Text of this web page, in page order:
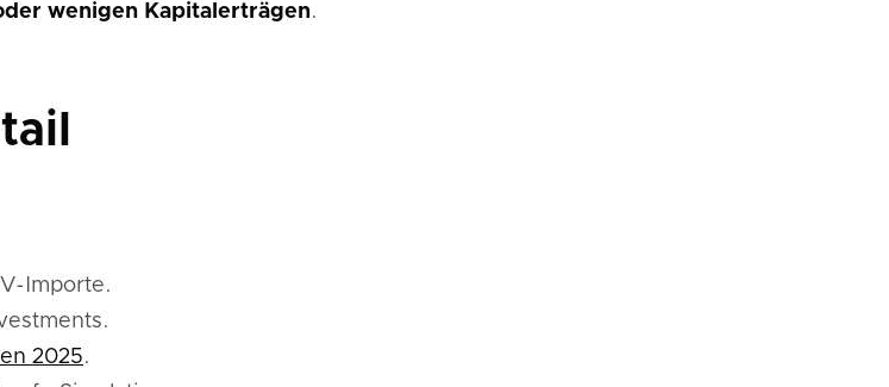
wenigen Kapitalerträgen.
Importe.
2025.